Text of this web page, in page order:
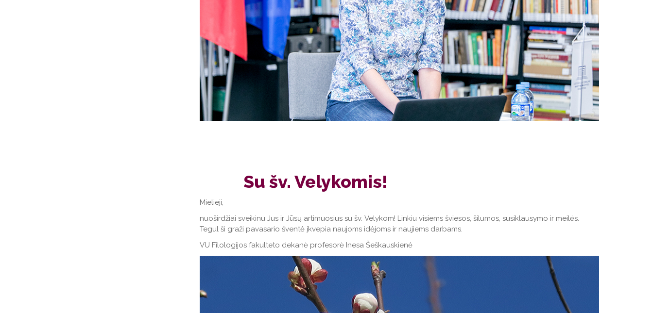
Su šv. Velykomis!
Mielieji,
nuoširdžiai sveikinu Jus ir Jūsų artimuosius su šv. Velykom! Linkiu visiems šviesos, šilumos, susiklausymo ir meilės.
Tegul ši graži pavasario šventė įkvepia naujoms idėjoms ir naujiems darbams.
VU Filologijos fakulteto dekanė profesorė Inesa Šeškauskienė